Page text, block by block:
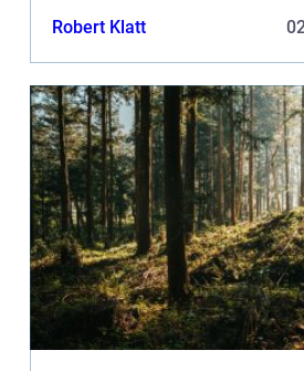
Robert Klatt